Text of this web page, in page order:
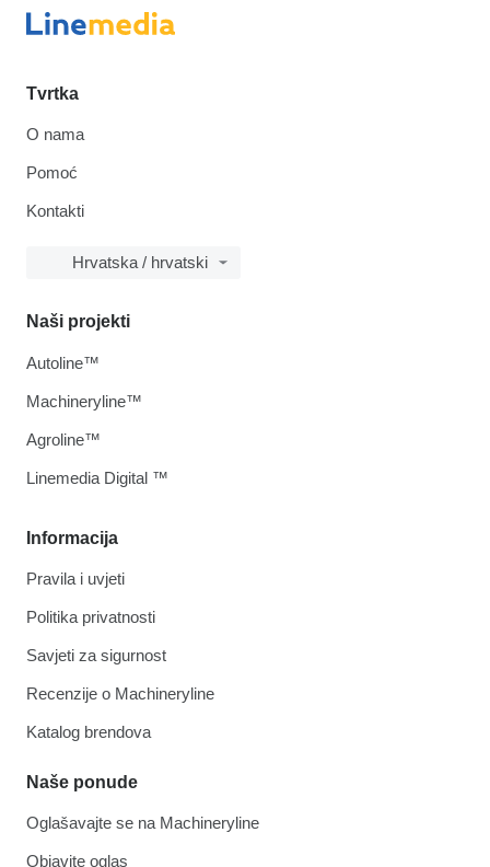
Tvrtka
O nama
Pomoć
Kontakti
Hrvatska / hrvatski
Informacija
Pravila i uvjeti
Politika privatnosti
Savjeti za sigurnost
Recenzije o Machineryline
Katalog brendova
Naše ponude
Oglašavajte se na Machineryline
Objavite oglas
Naši projekti
Autoline™
Machineryline™
Agroline™
Linemedia Digital ™